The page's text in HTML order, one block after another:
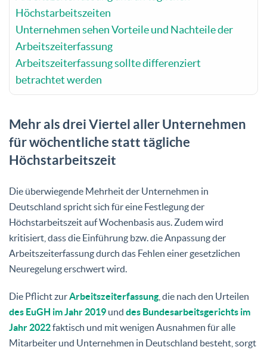
Höchstarbeitszeiten
Unternehmen sehen Vorteile und Nachteile der
Arbeitszeiterfassung
Arbeitszeiterfassung sollte differenziert
betrachtet werden
Mehr als drei Viertel aller Unternehmen
für wöchentliche statt tägliche
Höchstarbeitszeit
Die überwiegende Mehrheit der Unternehmen in
Deutschland spricht sich für eine Festlegung der
Höchstarbeitszeit auf Wochenbasis aus. Zudem wird
kritisiert, dass die Einführung bzw. die Anpassung der
Arbeitszeiterfassung durch das Fehlen einer gesetzlichen
Neuregelung erschwert wird.
Die Pflicht zurArbeitszeiterfassung, die nach den Urteilen
des EuGH im Jahr 2019 und des Bundesarbeitsgerichts im
Jahr 2022faktisch und mit wenigen Ausnahmen für alle
Mitarbeiter und Unternehmen in Deutschland besteht, sorgt